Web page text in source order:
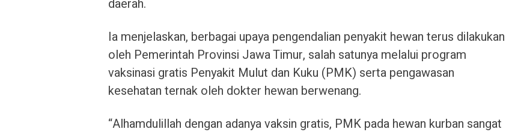
daerah.
Ia menjelaskan, berbagai upaya pengendalian penyakit hewan terus dilakukan
oleh Pemerintah Provinsi Jawa Timur, salah satunya melalui program
vaksinasi gratis Penyakit Mulut dan Kuku (PMK) serta pengawasan
kesehatan ternak oleh dokter hewan berwenang.
“Alhamdulillah dengan adanya vaksin gratis, PMK pada hewan kurban sangat